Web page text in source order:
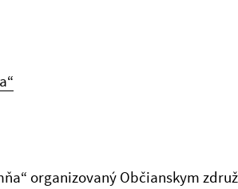
organizovaný Občianskym